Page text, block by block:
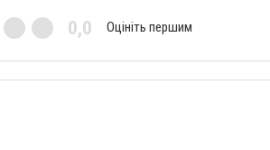
0,0 Оцініть першим